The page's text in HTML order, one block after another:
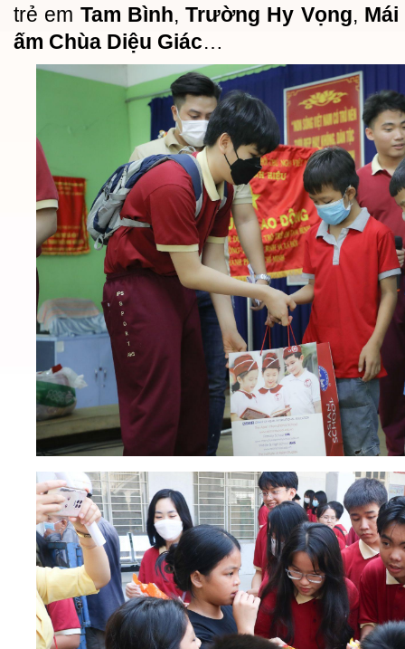
trẻ em Tam Bình, Trường Hy Vọng,
ấm Chùa Diệu Giác…